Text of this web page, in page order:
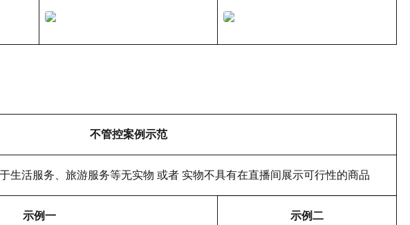
不管控案例示范
生活服务、旅游服务等无实物 或者 实物不具有在直播间展示可行性的商品
示例一 示例二